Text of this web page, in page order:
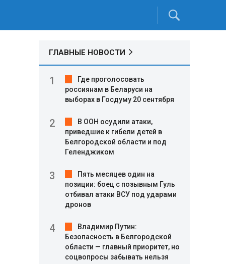
ГЛАВНЫЕ НОВОСТИ
Где проголосовать
россиянам в Беларуси на
выборах в Госдуму 20 сентября
В ООН осудили атаки,
приведшие к гибели детей в
Белгородской области и под
Геленджиком
Пять месяцев один на
позиции: боец с позывным Гуль
отбивал атаки ВСУ под ударами
дронов
Владимир Путин:
Безопасность в Белгородской
области — главный приоритет, но
соцвопросы забывать нельзя